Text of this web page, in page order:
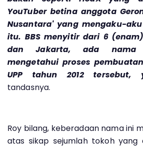
YouTuber betina anggota
Nusantara' yang mengaku-
itu. BBS menyitir dari 6
dan Jakarta, ada nama
mengetahui proses
UPP tahun 2012 tersebut,
tandasnya.
Roy bilang, keberadaan nama ini
atas sikap sejumlah tokoh yang